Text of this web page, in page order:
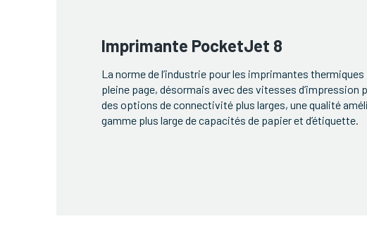
Imprimante PocketJet 8
La norme de l’industrie pour les imprimantes
pleine page, désormais avec des vitesses d’impression
des options de connectivité plus larges, une qualité
gamme plus large de capacités de papier et d’étiquette.